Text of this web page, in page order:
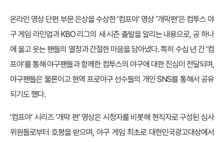
온라인 영상 단편 부문 은상을 수상한 ‘컴프야’ 영상 ‘개막편’은 컴투스 야
구 게임 라인업과 KBO 리그의 새 시즌 출발을 알리는 내용으로, 공 하나
에 울고 웃는 팬들의 열정과 간절한 마음을 담아냈다. 특히 수십 년 간 ‘컴
프야’를 통해 야구팬들과 함께한 컴투스의 야구에 대한 진심이 전달되며,
야구팬들은 물론이고 현역 프로야구 선수들의 개인 SNS를 통해서 공유
되기도 했다.
‘컴프야’ 시리즈 ‘개막 편’ 영상은 시청자를 비롯해 현직자로 구성된 심사
위원들로부터 호평을 받으며, 야구 게임 최초로 대한민국광고대상에서